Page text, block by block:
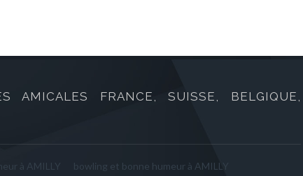
AMICALES FRANCE, SUISSE, BELGIQUE,
à AMILLY
bowling et bonne humeur à AMILLY